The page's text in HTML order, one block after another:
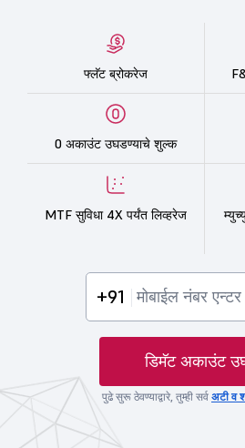
फ्लॅट ब्रोकरेज
0 अकाउंट उघडण्याचे शुल्क
MTF सुविधा 4X पर्यंत लिव्हरेज
+91
डिमॅट अकाउंट
पुढे सुरू ठेवण्याद्वारे, तुम्ही सर्व अटी व